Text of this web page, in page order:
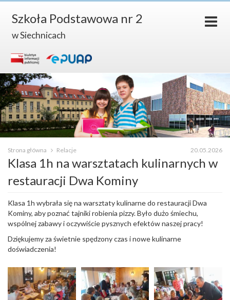
Szkoła Podstawowa nr 2
w Siechnicach
20.05.2026
Strona główna Relacje
Klasa 1h na warsztatach kulinarnych w
restauracji Dwa Kominy
Klasa 1h wybrała się na warsztaty kulinarne do restauracji Dwa
Kominy, aby poznać tajniki robienia pizzy. Było dużo śmiechu,
wspólnej zabawy i oczywiście pysznych efektów naszej pracy!
Dziękujemy za świetnie spędzony czas i nowe kulinarne
doświadczenia!